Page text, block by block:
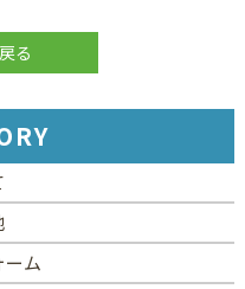
る
ーム